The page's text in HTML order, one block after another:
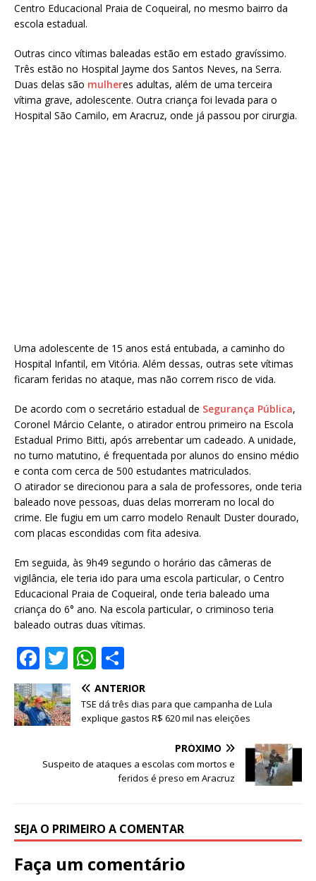
Centro Educacional Praia de Coqueiral, no mesmo bairro da
escola estadual.
Outras cinco vítimas baleadas estão em estado gravíssimo.
Três estão no Hospital Jayme dos Santos Neves, na Serra.
Duas delas são mulheres adultas, além de uma terceira
vítima grave, adolescente. Outra criança foi levada para o
Hospital São Camilo, em Aracruz, onde já passou por cirurgia.
Uma adolescente de 15 anos está entubada, a caminho do
Hospital Infantil, em Vitória. Além dessas, outras sete vítimas
ficaram feridas no ataque, mas não correm risco de vida.
De acordo com o secretário estadual de Segurança Pública,
Coronel Márcio Celante, o atirador entrou primeiro na Escola
Estadual Primo Bitti, após arrebentar um cadeado. A unidade,
no turno matutino, é frequentada por alunos do ensino médio
e conta com cerca de 500 estudantes matriculados.
O atirador se direcionou para a sala de professores, onde teria
baleado nove pessoas, duas delas morreram no local do
crime. Ele fugiu em um carro modelo Renault Duster dourado,
com placas escondidas com fita adesiva.
Em seguida, às 9h49 segundo o horário das câmeras de
vigilância, ele teria ido para uma escola particular, o Centro
Educacional Praia de Coqueiral, onde teria baleado uma
criança do 6° ano. Na escola particular, o criminoso teria
baleado outras duas vítimas.
F
a
c
e
o
T
w
it
te
W
h
at
s
p
h
ar
e
ANTERIOR
TSE dá três dias para que campanha de Lula
explique gastos R$ 620 mil nas eleições
PRÓXIMO
Suspeito de ataques a escolas com mortos e
feridos é preso em Aracruz
SEJA O PRIMEIRO A COMENTAR
Faça um comentário